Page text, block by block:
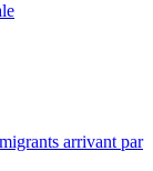
arrivant par